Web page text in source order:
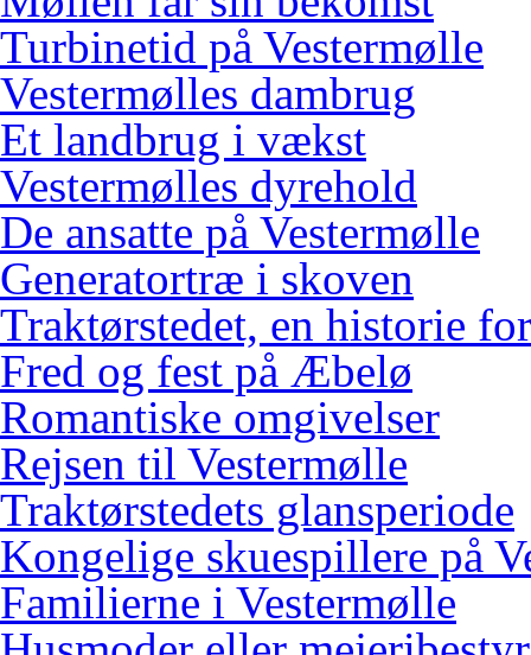
Turbinetid på Vestermølle
Vestermølles dambrug
Et landbrug i vækst
Vestermølles dyrehold
De ansatte på Vestermølle
Generatortræ i skoven
Traktørstedet, en historie
Fred og fest på Æbelø
Romantiske omgivelser
Rejsen til Vestermølle
Traktørstedets glansperiode
Kongelige skuespillere på
Familierne i Vestermølle